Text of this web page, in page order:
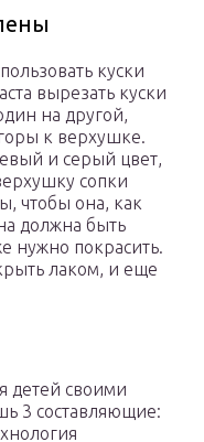
куски
вырезать куски
на другой,
к верхушке.
и серый цвет,
сопки
чтобы она, как
должна быть
нужно покрасить.
лаком, и еще
детей своими
3 составляющие: